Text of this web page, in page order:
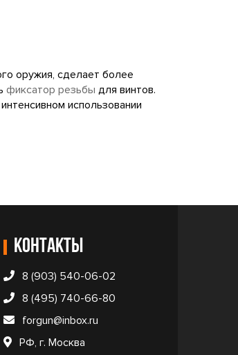
оружия, сделает более
фиксатор резьбы для винтов.
использовании
Контакты
8 (903) 540-06-02
8 (495) 740-66-80
forgun@inbox.ru
РФ, г. Москва